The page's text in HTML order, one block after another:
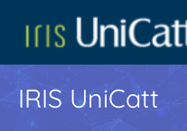
IRIS UniCatt